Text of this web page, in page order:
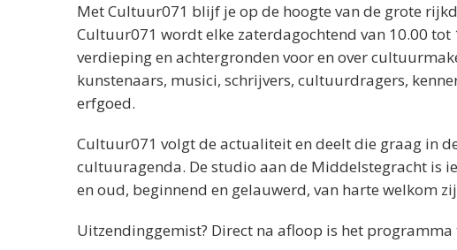
Met Cultuur071 blijf je op de hoogte van de grote
Cultuur071 wordt elke zaterdagochtend van 10.00
verdieping en achtergronden voor en over
kunstenaars, musici, schrijvers, cultuurdragers,
erfgoed.
Cultuur071 volgt de actualiteit en deelt die graag in
cultuuragenda. De studio aan de Middelstegracht is
en oud, beginnend en gelauwerd, van harte welkom
Uitzendinggemist? Direct na afloop is het